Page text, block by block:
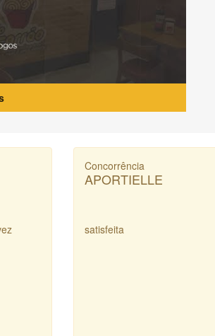
Concorrência
APORTIELLE
satisfeita